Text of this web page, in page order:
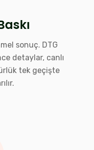
sonuç. DTG
detaylar, canlı
tek geçişte